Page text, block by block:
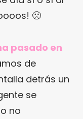
🙁
pasado en
de
detrás un
se
no